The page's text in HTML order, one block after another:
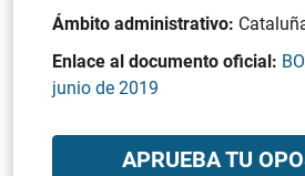
Ámbito administrativo:
Enlace al documento oficial:
junio de 2019
APRUEBA TU